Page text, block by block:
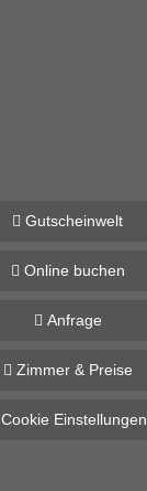
Gutscheinwelt
Online buchen
Anfrage
Zimmer & Preise
Cookie Einstellungen